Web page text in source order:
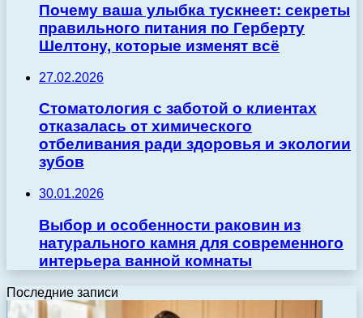
Почему ваша улыбка тускнеет: секреты
правильного питания по Герберту
Шелтону, которые изменят всё
27.02.2026
Стоматология с заботой о клиентах
отказалась от химического
отбеливания ради здоровья и экологии
зубов
30.01.2026
Выбор и особенности раковин из
натурального камня для современного
интерьера ванной комнаты
Последние записи